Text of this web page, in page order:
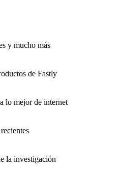
y mucho más
de Fastly
lo mejor de internet
la investigación